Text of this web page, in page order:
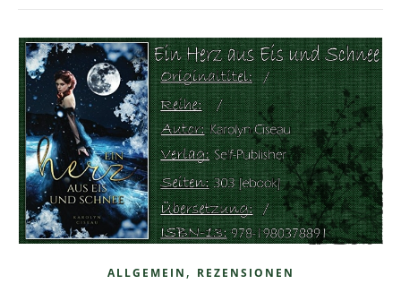
ALLGEMEIN , REZENSIONEN